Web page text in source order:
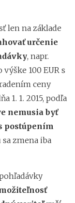
len na základe
určenie
, napr.
100 EUR s
ceny
1. 1. 2015, podľa
nemusia byť
postúpením
zmena iba